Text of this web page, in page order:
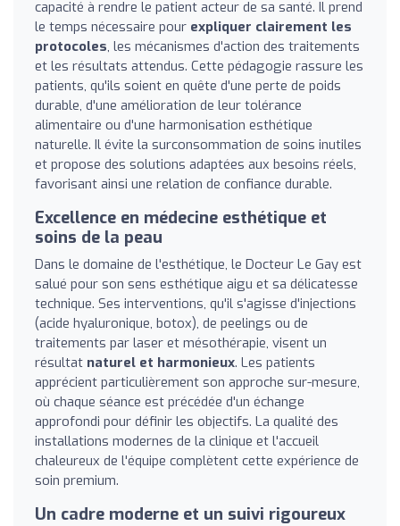
capacité à rendre le patient acteur de sa santé. Il prend
le temps nécessaire pour expliquer clairement les
protocoles, les mécanismes d'action des traitements
et les résultats attendus. Cette pédagogie rassure les
patients, qu'ils soient en quête d'une perte de poids
durable, d'une amélioration de leur tolérance
alimentaire ou d'une harmonisation esthétique
naturelle. Il évite la surconsommation de soins inutiles
et propose des solutions adaptées aux besoins réels,
favorisant ainsi une relation de confiance durable.
Excellence en médecine esthétique et
soins de la peau
Dans le domaine de l'esthétique, le Docteur Le Gay est
salué pour son sens esthétique aigu et sa délicatesse
technique. Ses interventions, qu'il s'agisse d'injections
(acide hyaluronique, botox), de peelings ou de
traitements par laser et mésothérapie, visent un
résultat naturel et harmonieux. Les patients
apprécient particulièrement son approche sur-mesure,
où chaque séance est précédée d'un échange
approfondi pour définir les objectifs. La qualité des
installations modernes de la clinique et l'accueil
chaleureux de l'équipe complètent cette expérience de
soin premium.
Un cadre moderne et un suivi rigoureux